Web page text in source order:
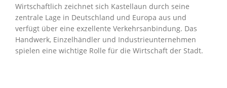
Wirtschaftlich zeichnet sich Kastellaun durch seine
zentrale Lage in Deutschland und Europa aus und
verfügt über eine exzellente Verkehrsanbindung. Das
Handwerk, Einzelhändler und Industrieunternehmen
spielen eine wichtige Rolle für die Wirtschaft der Stadt.